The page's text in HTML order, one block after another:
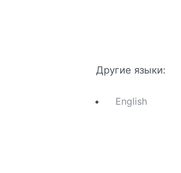
Другие языки:
English